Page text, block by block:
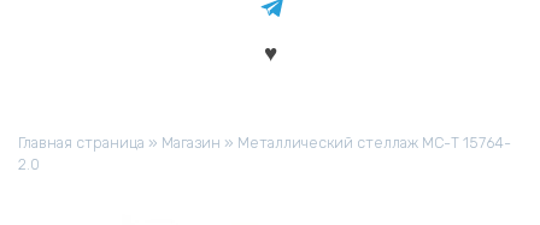
Главная страница » Магазин » Металлический стеллаж МС-Т 15764-
2.0